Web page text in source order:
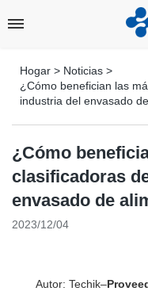
Hogar > Noticias >
¿Cómo benefician las
industria del envasado
¿Cómo
clasificadoras
envasado de
2023/12/04
Autor: Techik–